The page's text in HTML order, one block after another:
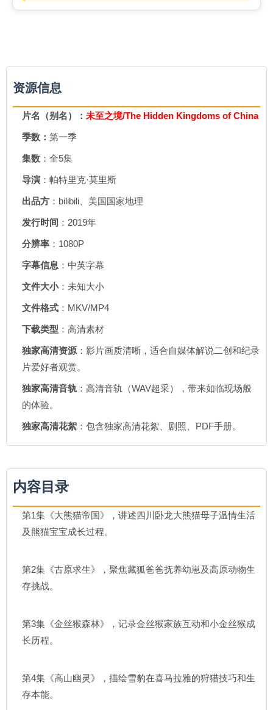
资源信息
片名（别名）： 未至之境/The Hidden Kingdoms of China
季数： 第一季
集数 ：全5集
导演 ：帕特里克·莫里斯
出品方 ：bilibili、美国国家地理
发行时间 ：2019年
分辨率 ：1080P
字幕信息 ：中英字幕
文件大小：未知大小
文件格式 ：MKV/MP4
下载类型 ：高清素材
独家高清资源 ：影片画质清晰，适合自媒体解说二创和纪录
片爱好者观赏。
独家高清音轨 ：高清音轨（WAV超采），带来如临现场般
的体验。
独家高清花絮 ：包含独家高清花絮、剧照、PDF手册。
内容目录
第1集《大熊猫帝国》，讲述四川卧龙大熊猫母子温情生活
及熊猫宝宝成长过程。
第2集《古原求生》，聚焦藏狐爸爸抚养幼崽及高原动物生
存挑战。
第3集《金丝猴森林》，记录金丝猴家族互动和小金丝猴成
长历程。
第4集《高山幽灵》，描绘雪豹在喜马拉雅的狩猎技巧和生
存本能。